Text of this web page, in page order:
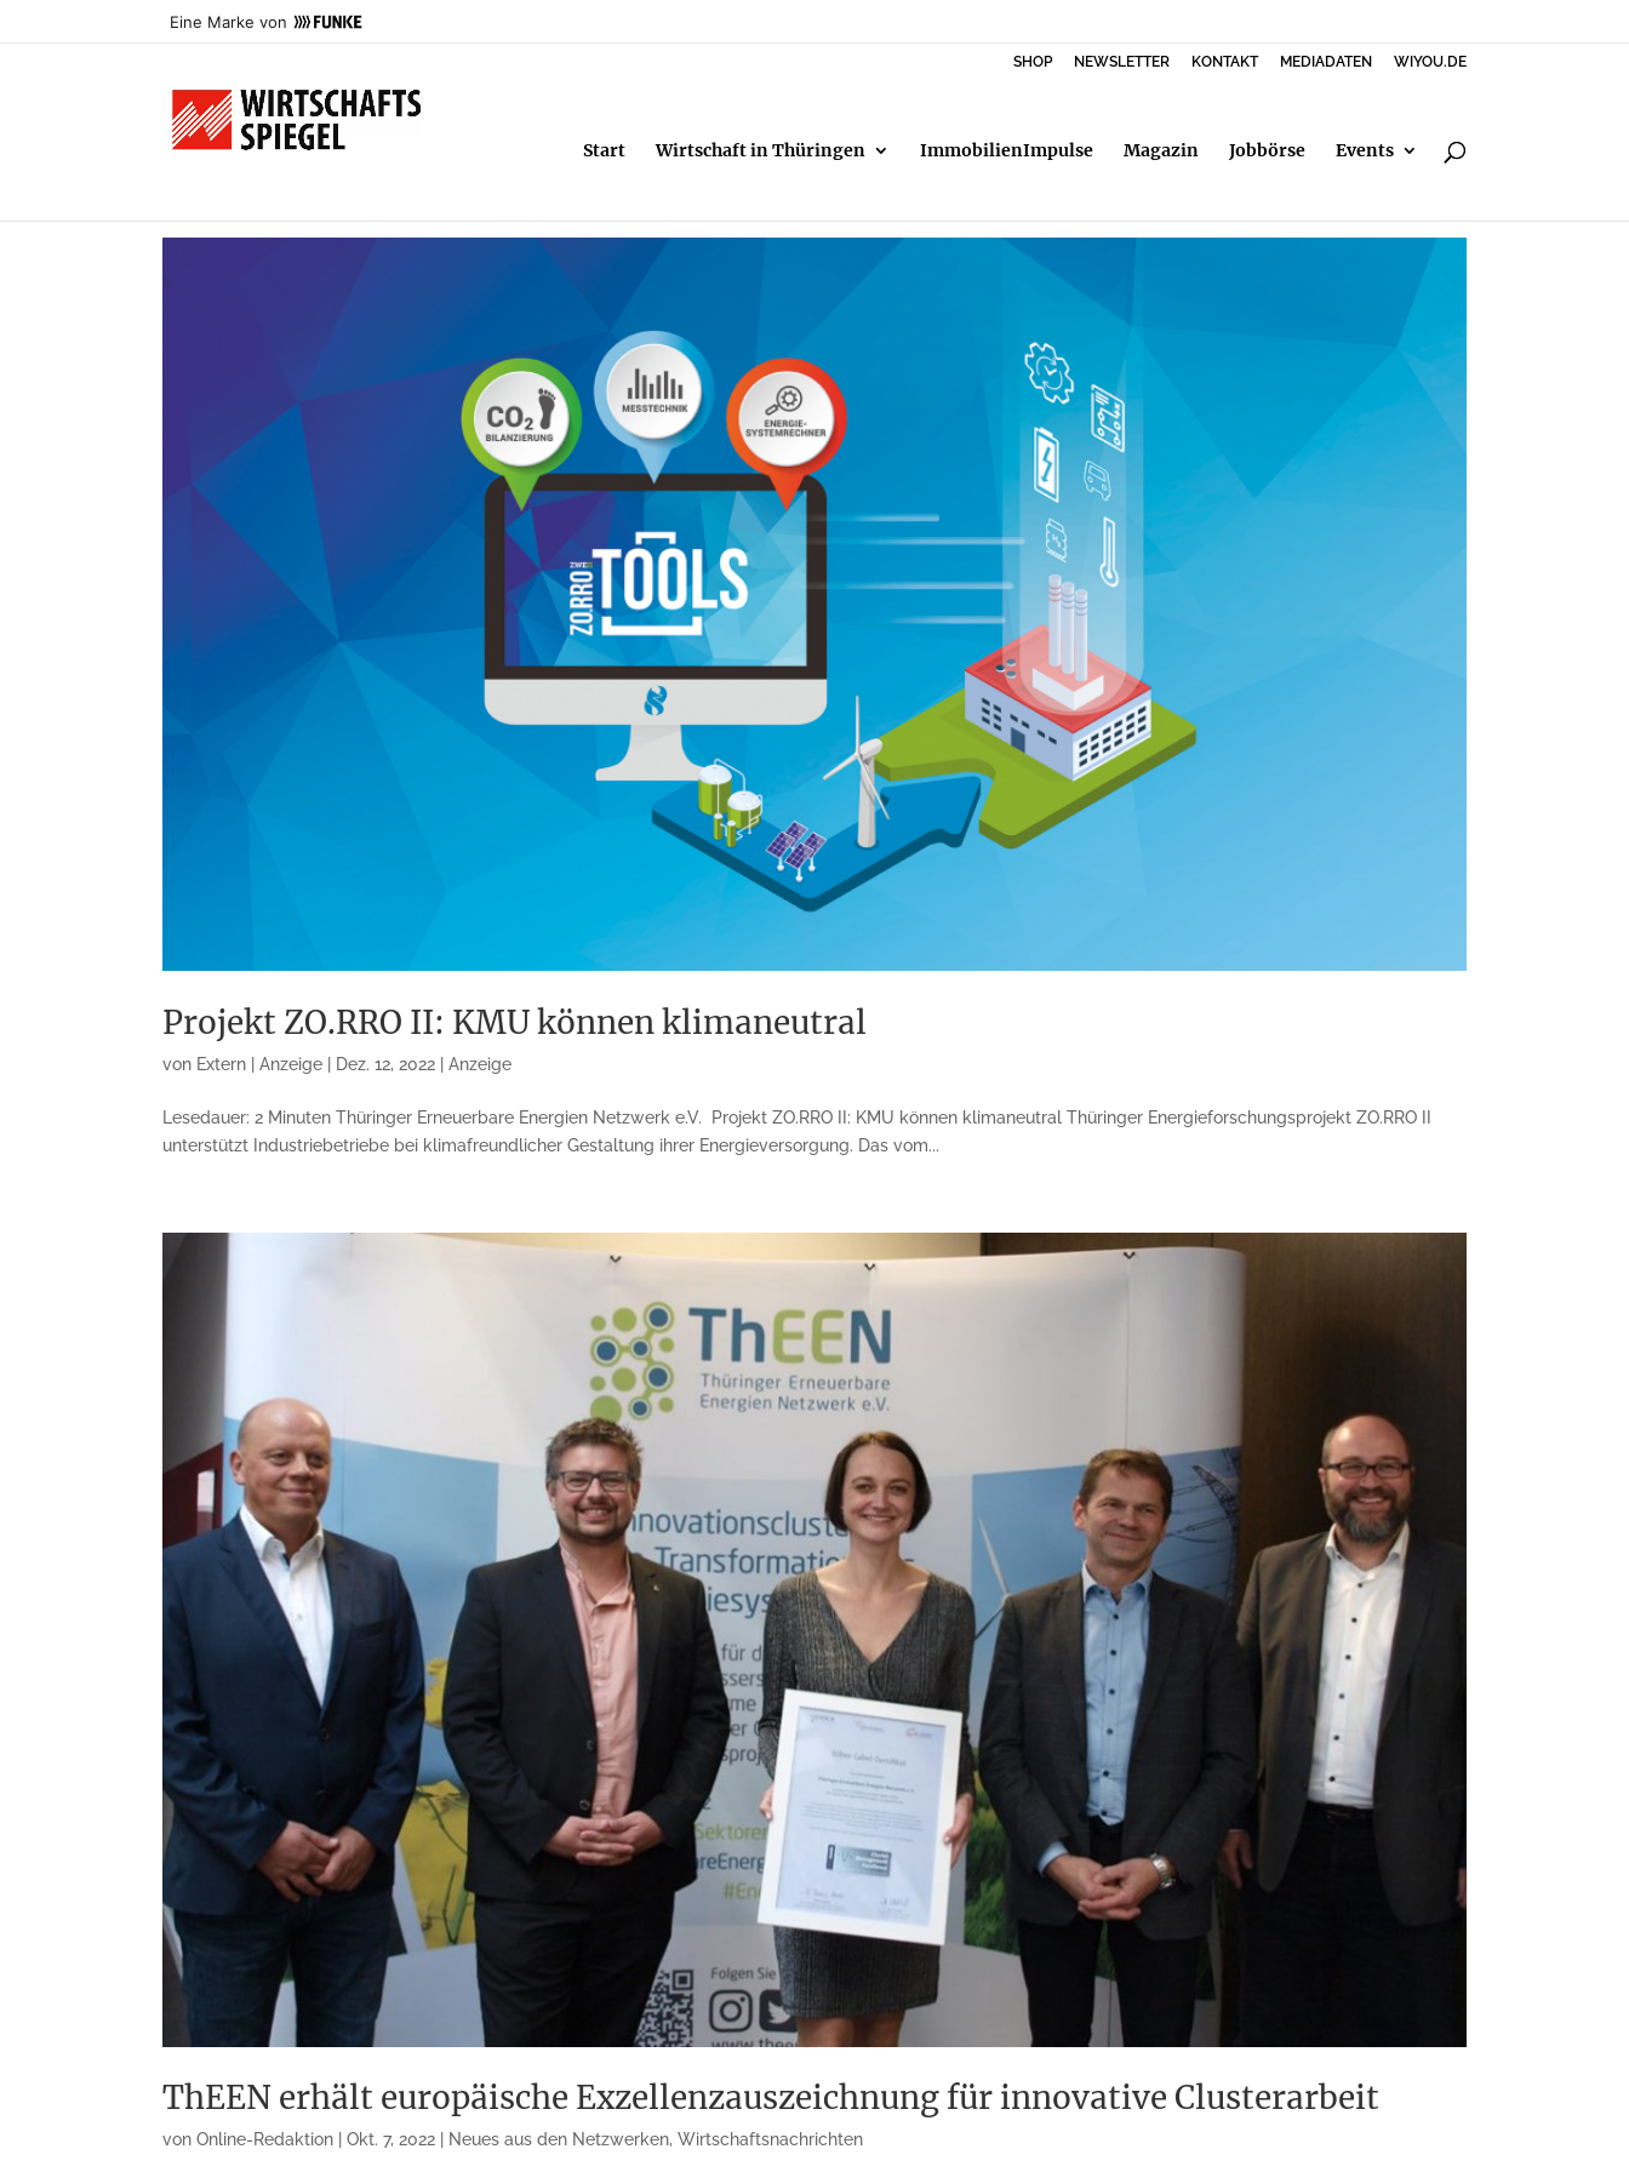
Eine Marke von
SHOP NEWSLETTER KONTAKT MEDIADATEN WIYOU.DE
Start Wirtschaft in Thüringen ImmobilienImpulse Magazin Jobbörse Events
Projekt ZO.RRO II: KMU können klimaneutral
von Extern | Anzeige | Dez. 12, 2022 |Anzeige
Lesedauer: 2 Minuten Thüringer Erneuerbare Energien Netzwerk e.V. Projekt ZO.RRO II: KMU können klima­neutral Thüringer Energieforschungsprojekt ZO.RRO II
unterstützt Industrie­betriebe bei klimafreundlicher Ge­staltung ihrer Energieversorgung. Das vom...
ThEEN erhält europäische Exzellenzauszeichnung für innovative Clusterarbeit
vonOnline-Redaktion |Okt. 7, 2022 Neues aus den Netzwerken,Wirtschaftsnachrichten